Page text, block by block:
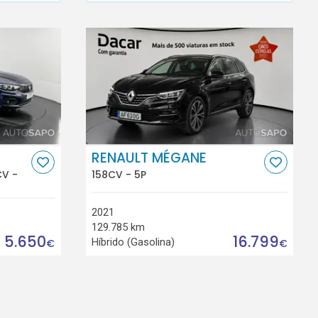
-
5.650€
RENAULT MÉGANE
158CV - 5P
2021
129.785 km
Híbrido (Gasolina)
16.799€